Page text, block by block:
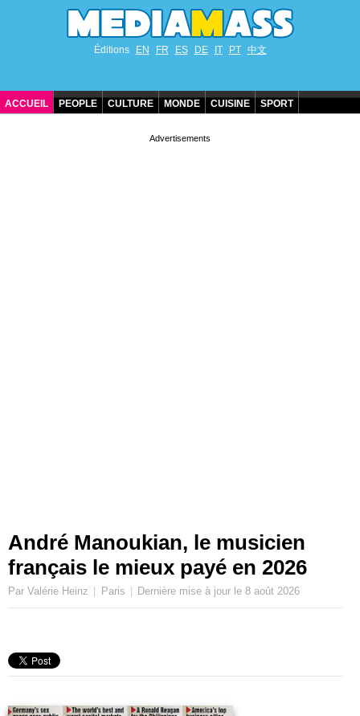
Éditions EN FR ES DE IT PT 中文
ACCUEIL PEOPLE CULTURE MONDE CUISINE SPORT
André Manoukian, le musicien
français le mieux payé en 2026
Par Valérie Heinz Paris Dernière mise à jour le8 août 2026